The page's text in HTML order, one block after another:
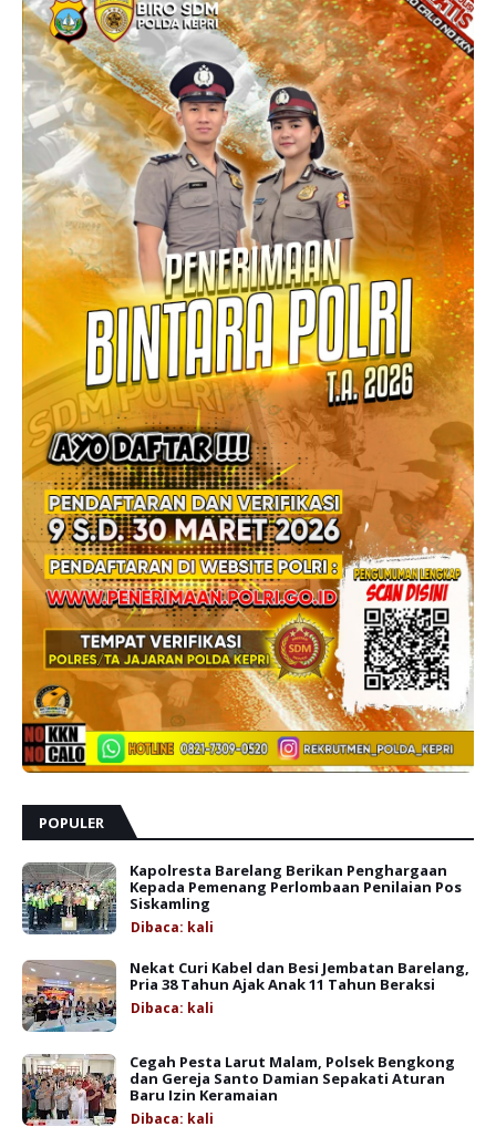
POPULER
Kapolresta Barelang Berikan Penghargaan
Kepada Pemenang Perlombaan Penilaian Pos
Siskamling
Dibaca: kali
Nekat Curi Kabel dan Besi Jembatan Barelang,
Pria 38 Tahun Ajak Anak 11 Tahun Beraksi
Dibaca: kali
Cegah Pesta Larut Malam, Polsek Bengkong
dan Gereja Santo Damian Sepakati Aturan
Baru Izin Keramaian
Dibaca: kali